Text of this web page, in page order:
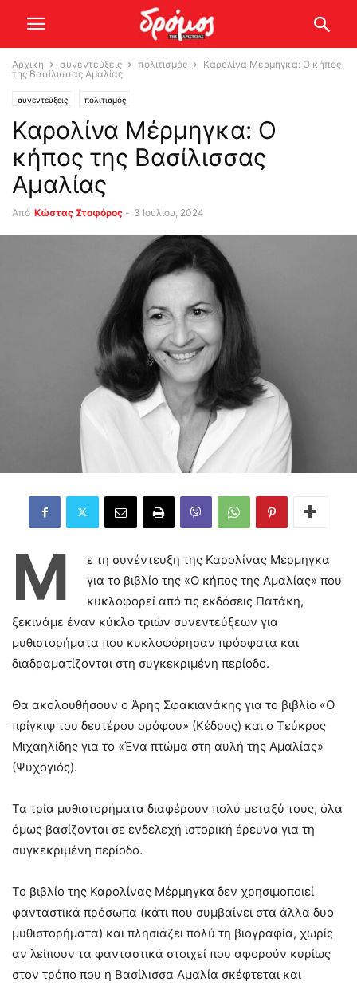
Αρχική συνεντεύξεις πολιτισμός
Καρολίνα Μέρμηγκα: Ο κήπος
της Βασίλισσας Αμαλίας
συνεντεύξεις πολιτισμός
Καρολίνα Μέρμηγκα: Ο
κήπος της Βασίλισσας
Αμαλίας
Από Κώστας Στοφόρος - 3 Ιουλίου, 2024
Μ
ε τη συνέντευξη της Καρολίνας Μέρμηγκα
για το βιβλίο της «Ο κήπος της Αμαλίας» που
κυκλοφορεί από τις εκδόσεις Πατάκη,
ξεκινάμε έναν κύκλο τριών συνεντεύξεων για
μυθιστορήματα που κυκλοφόρησαν πρόσφατα και
διαδραματίζονται στη συγκεκριμένη περίοδο.
Θα ακολουθήσουν ο Άρης Σφακιανάκης για το βιβλίο «Ο
πρίγκιψ του δευτέρου ορόφου» (Κέδρος) και ο Τεύκρος
Μιχαηλίδης για το «Ένα πτώμα στη αυλή της Αμαλίας»
(Ψυχογιός).
Τα τρία μυθιστορήματα διαφέρουν πολύ μεταξύ τους, όλα
όμως βασίζονται σε ενδελεχή ιστορική έρευνα για τη
συγκεκριμένη περίοδο.
Το βιβλίο της Καρολίνας Μέρμηγκα δεν χρησιμοποιεί
φανταστικά πρόσωπα (κάτι που συμβαίνει στα άλλα δυο
μυθιστορήματα) και πλησιάζει πολύ τη βιογραφία, χωρίς
αν λείπουν τα φανταστικά στοιχεί που αφορούν κυρίως
στον τρόπο που η Βασίλισσα Αμαλία σκέφτεται και